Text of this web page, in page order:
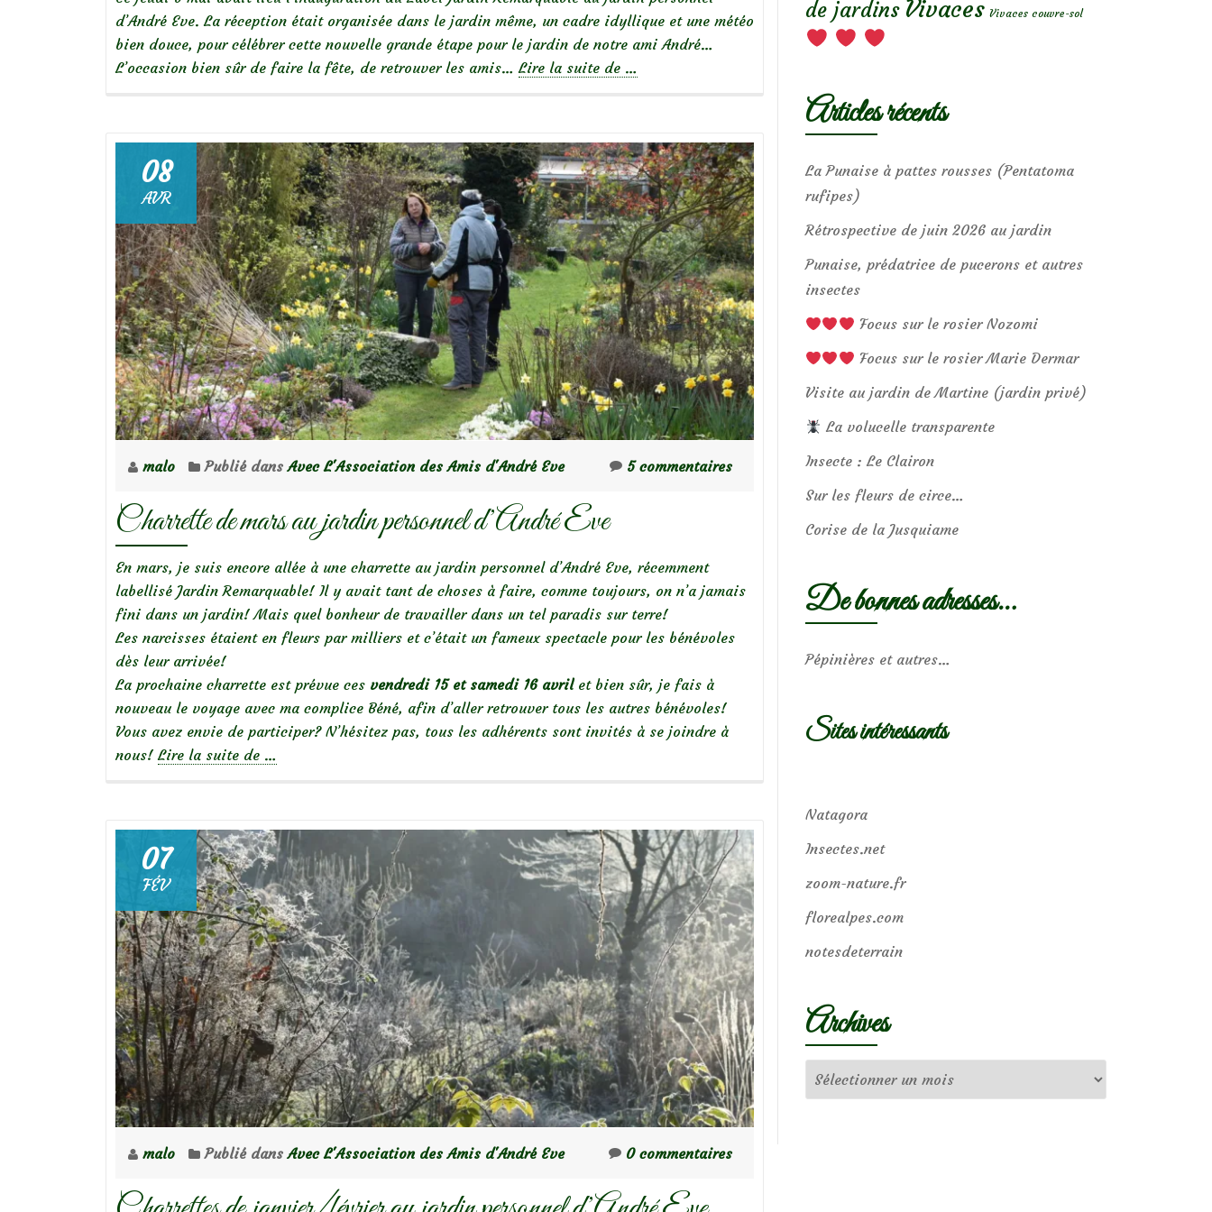
d’André Eve. La réception était organisée dans le jardin même, un cadre idyllique et une météo
bien douce, pour célébrer cette nouvelle grande étape pour le jardin de notre ami André…
L’occasion bien sûr de faire la fête, de retrouver les amis… Lire la suite de à
Label
Jardin
Remarquable
au
jardin
personnel
d’André
Eve
…
08
AVR
malo Publié dansAvec L'Association des Amis d'André Eve 5 commentaires
Charrette de mars au jardin personnel d’André Eve
En mars, je suis encore allée à une charrette au jardin personnel d’André Eve, récemment
labellisé Jardin Remarquable! Il y avait tant de choses à faire, comme toujours, on n’a jamais
fini dans un jardin! Mais quel bonheur de travailler dans un tel paradis sur terre!
Les narcisses étaient en fleurs par milliers et c’était un fameux spectacle pour les bénévoles
dès leur arrivée!
La prochaine charrette est prévue ces vendredi 15 et samedi 16 avrilet bien sûr, je fais à
nouveau le voyage avec ma complice Béné, afin d’aller retrouver tous les autres bénévoles!
Vous avez envie de participer? N’hésitez pas, tous les adhérents sont invités à se joindre à
nous! Lire la suite de à
mars
au
jardin
personnel
d’André
Eve
…
07
FÉV
malo Publié dansAvec L'Association des Amis d'André Eve 0 commentaires
de jardins Vivaces Vivaces couvre-sol
Articles récents
La Punaise à pattes rousses (Pentatoma
rufipes)
Rétrospective de juin 2026 au jardin
Punaise, prédatrice de pucerons et autres
insectes
Focus sur le rosier Nozomi
Focus sur le rosier Marie Dermar
Visite au jardin de Martine (jardin privé)
La volucelle transparente
Insecte : Le Clairon
Sur les fleurs de circe…
Corise de la Jusquiame
De bonnes adresses…
Pépinières et autres…
Sites intéressants
Natagora
Insectes.net
zoom-nature.fr
florealpes.com
notesdeterrain
Archives
Archives